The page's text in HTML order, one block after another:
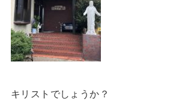
キリストでしょうか？